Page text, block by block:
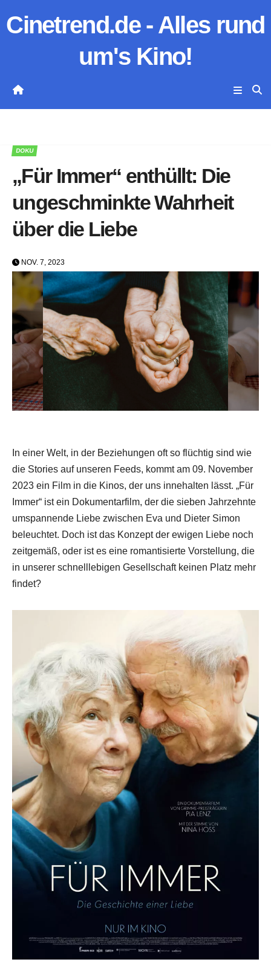
Inhalt
Cinetrend.de - Alles rund
um's Kino!
DOKU
„Für Immer“ enthüllt: Die
ungeschminkte Wahrheit
über die Liebe
NOV. 7, 2023
In einer Welt, in der Beziehungen oft so flüchtig sind wie
die Stories auf unseren Feeds, kommt am 09. November
2023 ein Film in die Kinos, der uns innehalten lässt. „Für
Immer“ ist ein Dokumentarfilm, der die sieben Jahrzehnte
umspannende Liebe zwischen Eva und Dieter Simon
beleuchtet. Doch ist das Konzept der ewigen Liebe noch
zeitgemäß, oder ist es eine romantisierte Vorstellung, die
in unserer schnelllebigen Gesellschaft keinen Platz mehr
findet?